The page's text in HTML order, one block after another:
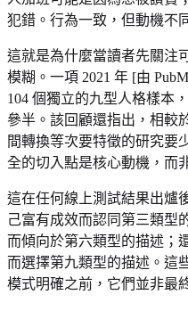
犯錯。行為一致，但動機不
這就是為什麼當讀者先關注
模糊。一項 2021 年 [由
104 個獨立的九型人格樣本
參半。該回顧還指出，相較
間轉換等次要特徵的研究要
全的切入點是核心動機，而
這在任何線上測試結果出爐
己富有成效而認同第三類型
而傾向於第六類型的描述；
而選擇第九類型的描述。這
模式明確之前，它們並非最